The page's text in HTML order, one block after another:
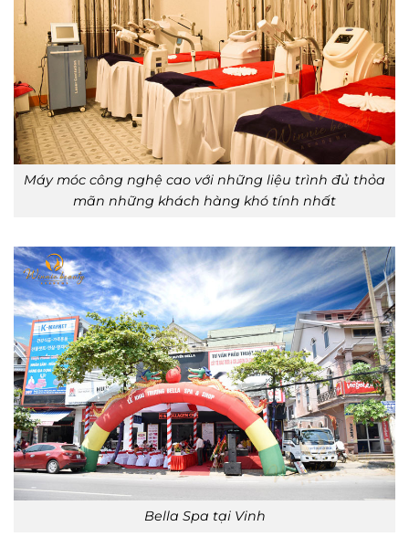
Máy móc công nghệ cao với những liệu trình đủ thỏa
mãn những khách hàng khó tính nhất
Bella Spa tại Vinh